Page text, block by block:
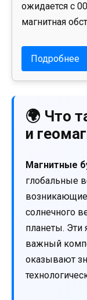
ожидается с
магнитная
Подробнее
🌍 Что
и
Магнитные
глобальные
возникающие
солнечного
планеты. Эти
важный
оказывают